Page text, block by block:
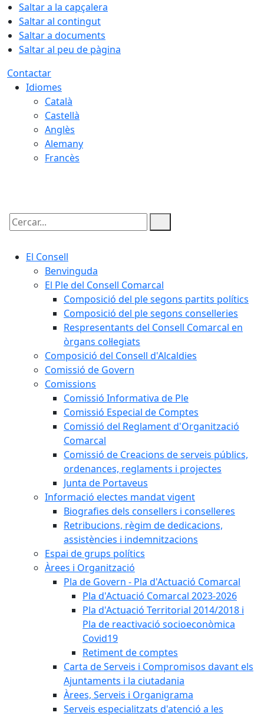
Saltar a la capçalera
Saltar al contingut
Saltar a documents
Saltar al peu de pàgina
Contactar
Idiomes
Català
Castellà
Anglès
Alemany
Francès
Cercar:
El Consell
Benvinguda
El Ple del Consell Comarcal
Composició del ple segons partits polítics
Composició del ple segons conselleries
Respresentants del Consell Comarcal en
òrgans col·legiats
Composició del Consell d'Alcaldies
Comissió de Govern
Comissions
Comissió Informativa de Ple
Comissió Especial de Comptes
Comissió del Reglament d'Organització
Comarcal
Comissió de Creacions de serveis públics,
ordenances, reglaments i projectes
Junta de Portaveus
Informació electes mandat vigent
Biografies dels consellers i conselleres
Retribucions, règim de dedicacions,
assistències i indemnitzacions
Espai de grups polítics
Àrees i Organització
Pla de Govern - Pla d'Actuació Comarcal
Pla d'Actuació Comarcal 2023-2026
Pla d'Actuació Territorial 2014/2018 i
Pla de reactivació socioeconòmica
Covid19
Retiment de comptes
Carta de Serveis i Compromisos davant els
Ajuntaments i la ciutadania
Àrees, Serveis i Organigrama
Serveis especialitzats d'atenció a les